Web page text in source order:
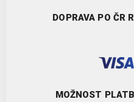
DOPRAVA PO ČR
MOŽNOST